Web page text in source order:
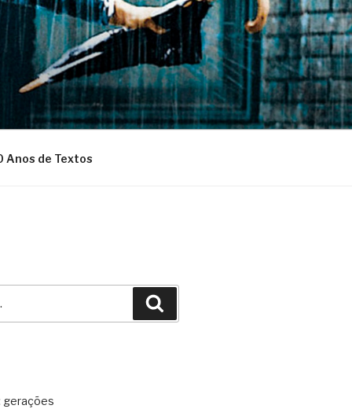
Anos de Textos
gerações